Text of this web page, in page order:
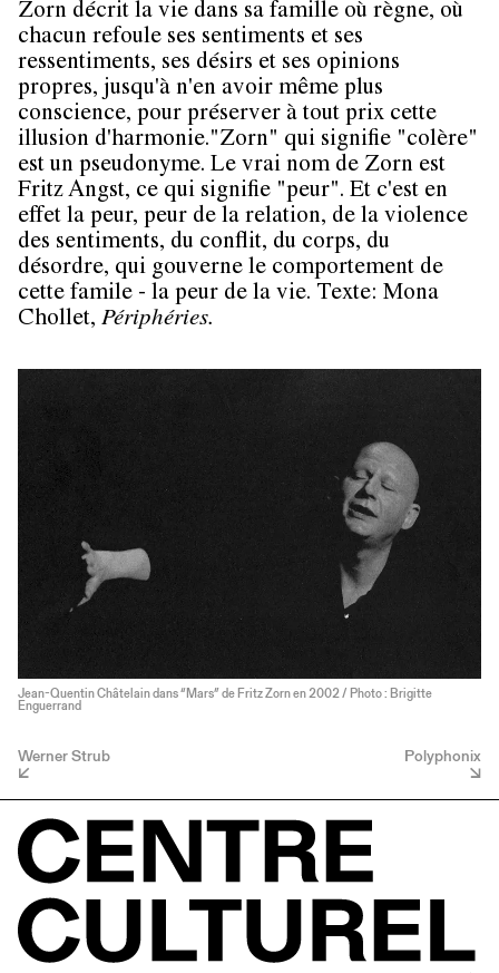
Zorn décrit la vie dans sa famille où règne, où
chacun refoule ses sentiments et ses
ressentiments, ses désirs et ses opinions
propres, jusqu'à n'en avoir même plus
conscience, pour préserver à tout prix cette
illusion d'harmonie."Zorn" qui signifie "colère"
est un pseudonyme. Le vrai nom de Zorn est
Fritz Angst, ce qui signifie "peur". Et c'est en
effet la peur, peur de la relation, de la violence
des sentiments, du conflit, du corps, du
désordre, qui gouverne le comportement de
cette famile - la peur de la vie. Texte: Mona
Chollet, Périphéries.
Jean-Quentin Châtelain dans “Mars” de Fritz Zorn en 2002 / Photo : Brigitte
Enguerrand
Werner Strub Polyphonix